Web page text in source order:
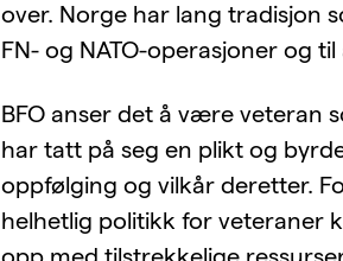
over. Norge har lang tradisjon
FN- og NATO-operasjoner og
BFO anser det å være veteran
har tatt på seg en plikt og
oppfølging og vilkår deretter.
helhetlig politikk for veteraner